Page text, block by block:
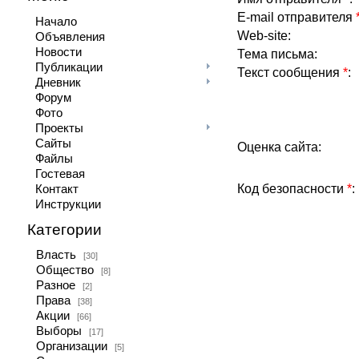
Начало
Объявления
Новости
Публикации
Дневник
Форум
Фото
Проекты
Сайты
Файлы
Гостевая
Контакт
Инструкции
Категории
Власть [30]
Общество [8]
Разное [2]
Права [38]
Акции [66]
Выборы [17]
Организации [5]
E-mail отправителя
Web-site:
Тема письма:
Текст сообщения *:
Оценка сайта:
Код безопасности *: